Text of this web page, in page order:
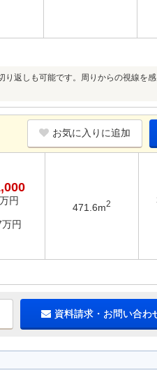
返しも可能です。周りからの視線を
お気に入りに追加
万円
万円
471.6m2
資料請求・お問い合わ